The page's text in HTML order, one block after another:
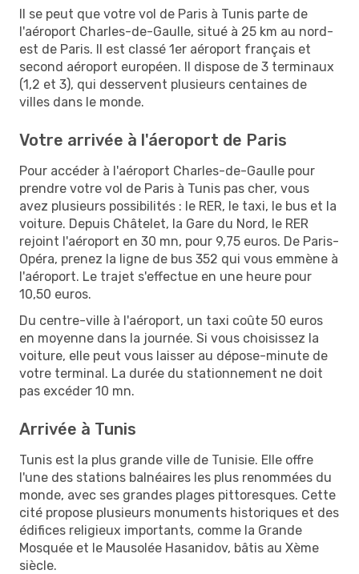
Il se peut que votre vol de Paris à Tunis parte de
l'aéroport Charles-de-Gaulle, situé à 25 km au nord-
est de Paris. Il est classé 1er aéroport français et
second aéroport européen. Il dispose de 3 terminaux
(1,2 et 3), qui desservent plusieurs centaines de
villes dans le monde.
Votre arrivée à l'áeroport de Paris
Pour accéder à l'aéroport Charles-de-Gaulle pour
prendre votre vol de Paris à Tunis pas cher, vous
avez plusieurs possibilités : le RER, le taxi, le bus et la
voiture. Depuis Châtelet, la Gare du Nord, le RER
rejoint l'aéroport en 30 mn, pour 9,75 euros. De Paris-
Opéra, prenez la ligne de bus 352 qui vous emmène à
l'aéroport. Le trajet s'effectue en une heure pour
10,50 euros.
Du centre-ville à l'aéroport, un taxi coûte 50 euros
en moyenne dans la journée. Si vous choisissez la
voiture, elle peut vous laisser au dépose-minute de
votre terminal. La durée du stationnement ne doit
pas excéder 10 mn.
Arrivée à Tunis
Tunis est la plus grande ville de Tunisie. Elle offre
l'une des stations balnéaires les plus renommées du
monde, avec ses grandes plages pittoresques. Cette
cité propose plusieurs monuments historiques et des
édifices religieux importants, comme la Grande
Mosquée et le Mausolée Hasanidov, bâtis au Xème
siècle.